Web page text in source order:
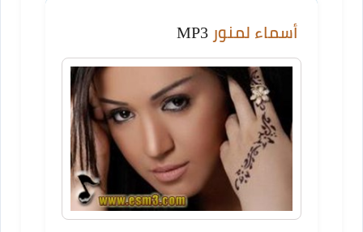
أسماء لمنور